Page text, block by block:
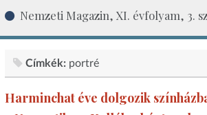
Nemzeti Magazin, XI. évfolyam, 3.
Címkék: portré
Harminchat éve dolgozik